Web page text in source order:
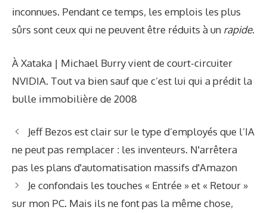
inconnues. Pendant ce temps, les emplois les plus
sûrs sont ceux qui ne peuvent être réduits à un rapide.
À Xataka | Michael Burry vient de court-circuiter
NVIDIA. Tout va bien sauf que c’est lui qui a prédit la
bulle immobilière de 2008
Jeff Bezos est clair sur le type d’employés que l’IA
ne peut pas remplacer : les inventeurs. N'arrêtera
pas les plans d'automatisation massifs d'Amazon
Je confondais les touches « Entrée » et « Retour »
sur mon PC. Mais ils ne font pas la même chose,